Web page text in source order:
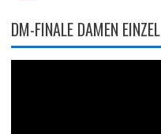
DM-FINALE DAMEN EINZEL